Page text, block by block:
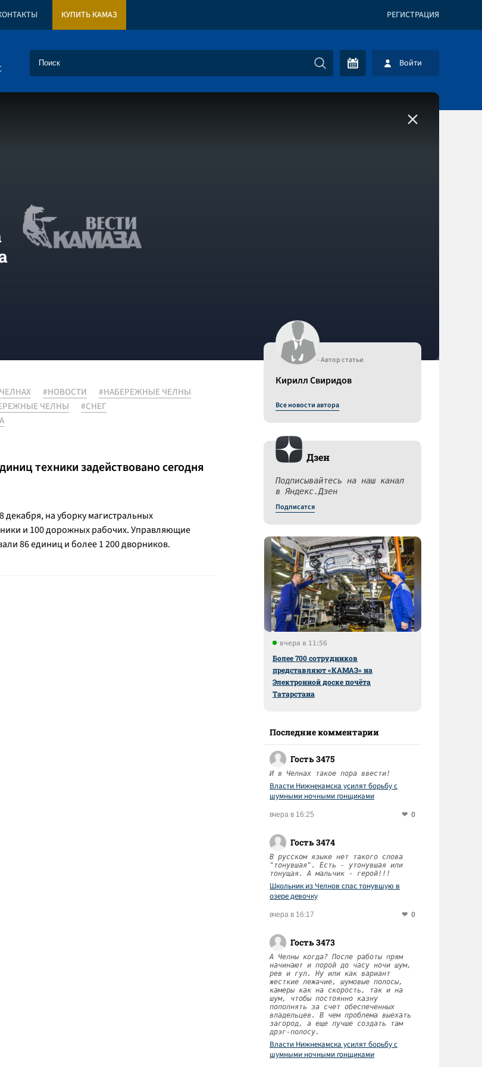
КУПИТЬ КАМАЗ РЕГИСТРАЦИЯ
Войти
#НОВОСТИ
#НАБЕРЕЖНЫЕ ЧЕЛНЫ
ЧЕЛНЫ
#СНЕГ
техники задействовано сегодня
на уборку магистральных
и 100 дорожных рабочих. Управляющие
86 единиц и более 1 200 дворников.
- Автор статьи
Кирилл Свиридов
Все новости автора
Дзен
Подписывайтесь на наш канал
в Яндекс.Дзен
Подписатся
вчера в 11:56
Более 700 сотрудников
представляют «КАМАЗ» на
Электронной доске почёта
Татарстана
Последние комментарии
Гость 3475
И в Челнах такое пора ввести!
Власти Нижнекамска усилят борьбу с
шумными ночными гонщиками
вчера в 16:25 0
Гость 3474
В русском языке нет такого слова
"тонувшая". Есть - утонувшая или
тонущая. А мальчик - герой!!!
Школьник из Челнов спас тонувшую в
озере девочку
вчера в 16:17 0
Гость 3473
А Челны когда? После работы прям
начинают и порой до часу ночи шум,
рев и гул. Ну или как вариант
жесткие лежачие, шумовые полосы,
камеры как на скорость, так и на
шум, чтобы постоянно казну
пополнять за счет обеспеченных
владельцев. В чем проблема выехать
загород, а еще лучше создать там
дрэг-полосу.
Власти Нижнекамска усилят борьбу с
шумными ночными гонщиками